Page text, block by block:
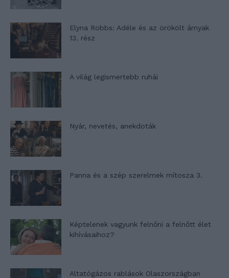
Elyna Robbs: Adéle és az örökölt árnyak
13. rész
A világ legismertebb ruhái
Nyár, nevetés, anekdoták
Panna és a szép szerelmek mítosza 3.
Képtelenek vagyunk felnőni a felnőtt élet
kihívásaihoz?
Altatógázos rablások Olaszországban